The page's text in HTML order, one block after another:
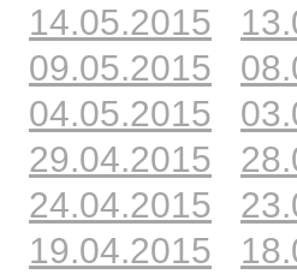
14.05.2015
09.05.2015
04.05.2015
29.04.2015
24.04.2015
19.04.2015